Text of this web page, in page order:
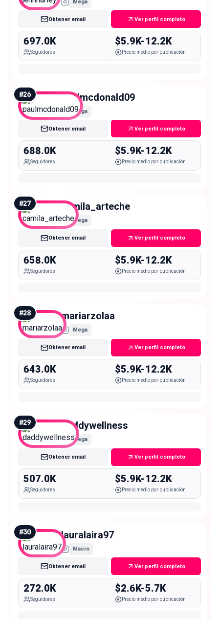
Mega
Obtener email Ver perfil completo
697.0K
Seguidores
$5.9K-12.2K
Precio medio por publicación
#26 paulmcdonald09
Mega
Obtener email Ver perfil completo
688.0K
Seguidores
$5.9K-12.2K
Precio medio por publicación
#27 camila_arteche
Mega
Obtener email Ver perfil completo
658.0K
Seguidores
$5.9K-12.2K
Precio medio por publicación
#28 mariarzolaa
Mega
Obtener email Ver perfil completo
643.0K
Seguidores
$5.9K-12.2K
Precio medio por publicación
#29 daddywellness
Mega
Obtener email Ver perfil completo
507.0K
Seguidores
$5.9K-12.2K
Precio medio por publicación
#30 lauralaira97
Macro
Obtener email Ver perfil completo
272.0K
Seguidores
$2.6K-5.7K
Precio medio por publicación